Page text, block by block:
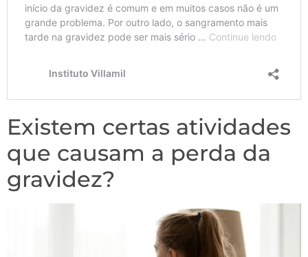
Existem certas atividades
que causam a perda da
gravidez?